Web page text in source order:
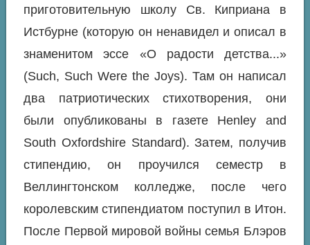
приготовительную школу Св. Киприана в
Истбурне (которую он ненавидел и описал в
знаменитом эссе «О радости детства...»
(Such, Such Were the Joys). Там он написал
два патриотических стихотворения, они
были опубликованы в газете Henley and
South Oxfordshire Standard). Затем, получив
стипендию, он проучился семестр в
Веллингтонском колледже, после чего
королевским стипендиатом поступил в Итон.
После Первой мировой войны семья Блэров